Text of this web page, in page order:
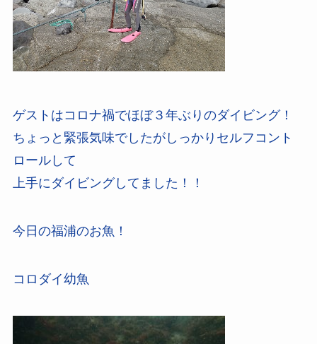
ゲストはコロナ禍でほぼ３年ぶりのダイビング！
ちょっと緊張気味でしたがしっかりセルフコント
ロールして
上手にダイビングしてました！！
今日の福浦のお魚！
コロダイ幼魚